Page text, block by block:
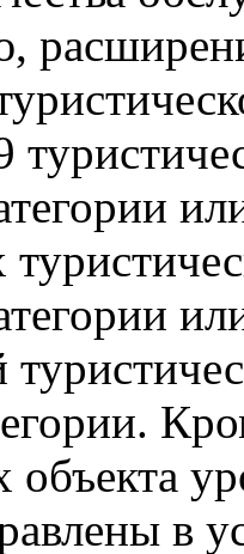
объекта
в